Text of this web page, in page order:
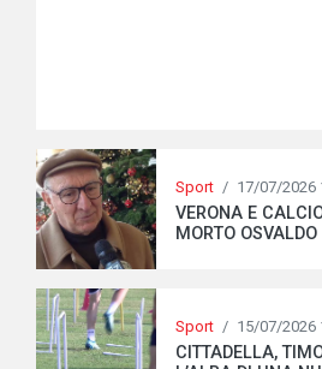
Sport / 17/07/2026
VERONA E
MORTO OSVALDO
Sport / 15/07/2026
CITTADELLA,